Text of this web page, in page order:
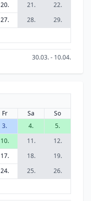
20. 21.
22.
27. 28.
29.
30.03. - 10.04.
Fr Sa
So
3. 4.
5.
10. 11.
12.
17. 18.
19.
24. 25.
26.